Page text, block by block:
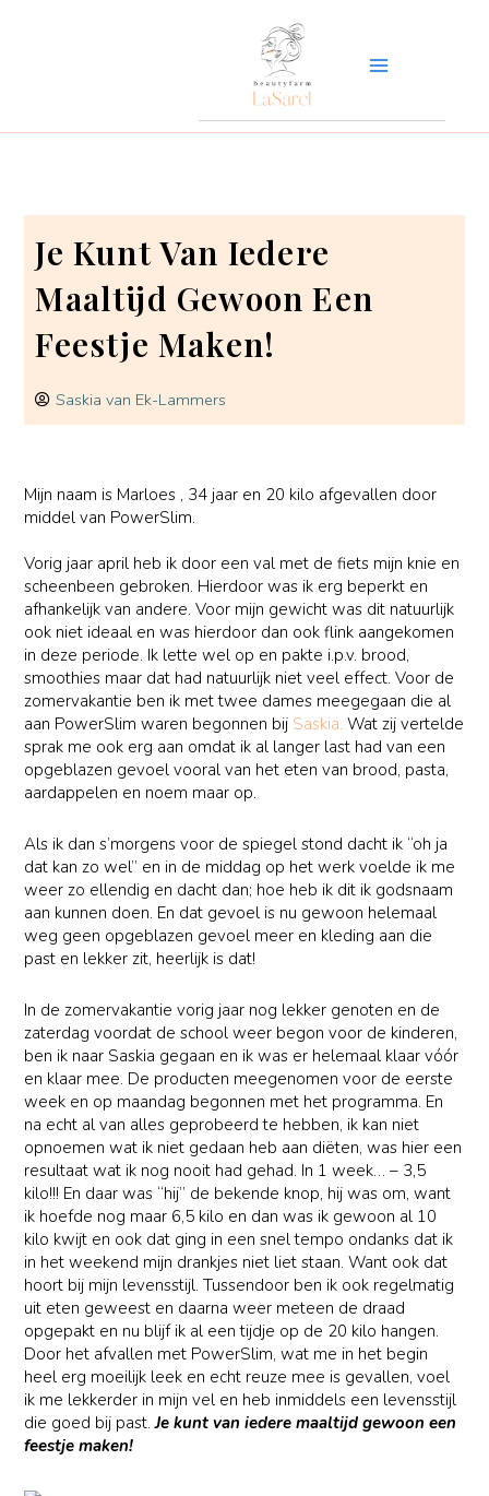
Je Kunt Van Iedere
Maaltijd Gewoon Een
Feestje Maken!
Saskia van Ek-Lammers
Mijn naam is Marloes , 34 jaar en 20 kilo afgevallen door
middel van PowerSlim.
Vorig jaar april heb ik door een val met de fiets mijn knie en
scheenbeen gebroken. Hierdoor was ik erg beperkt en
afhankelijk van andere. Voor mijn gewicht was dit natuurlijk
ook niet ideaal en was hierdoor dan ook flink aangekomen
in deze periode. Ik lette wel op en pakte i.p.v. brood,
smoothies maar dat had natuurlijk niet veel effect. Voor de
zomervakantie ben ik met twee dames meegegaan die al
aan PowerSlim waren begonnen bij Saskia. Wat zij vertelde
sprak me ook erg aan omdat ik al langer last had van een
opgeblazen gevoel vooral van het eten van brood, pasta,
aardappelen en noem maar op.
Als ik dan s’morgens voor de spiegel stond dacht ik “oh ja
dat kan zo wel” en in de middag op het werk voelde ik me
weer zo ellendig en dacht dan; hoe heb ik dit ik godsnaam
aan kunnen doen. En dat gevoel is nu gewoon helemaal
weg geen opgeblazen gevoel meer en kleding aan die
past en lekker zit, heerlijk is dat!
In de zomervakantie vorig jaar nog lekker genoten en de
zaterdag voordat de school weer begon voor de kinderen,
ben ik naar Saskia gegaan en ik was er helemaal klaar vóór
en klaar mee. De producten meegenomen voor de eerste
week en op maandag begonnen met het programma. En
na echt al van alles geprobeerd te hebben, ik kan niet
opnoemen wat ik niet gedaan heb aan diëten, was hier een
resultaat wat ik nog nooit had gehad. In 1 week… – 3,5
kilo!!! En daar was “hij” de bekende knop, hij was om, want
ik hoefde nog maar 6,5 kilo en dan was ik gewoon al 10
kilo kwijt en ook dat ging in een snel tempo ondanks dat ik
in het weekend mijn drankjes niet liet staan. Want ook dat
hoort bij mijn levensstijl. Tussendoor ben ik ook regelmatig
uit eten geweest en daarna weer meteen de draad
opgepakt en nu blijf ik al een tijdje op de 20 kilo hangen.
Door het afvallen met PowerSlim, wat me in het begin
heel erg moeilijk leek en echt reuze mee is gevallen, voel
ik me lekkerder in mijn vel en heb inmiddels een levensstijl
die goed bij past.Je kunt van iedere maaltijd gewoon een
feestje maken!